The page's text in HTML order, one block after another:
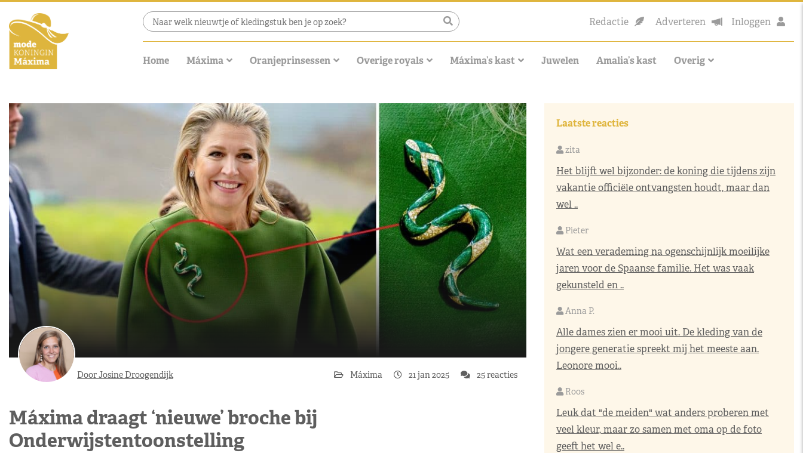
Redactie Adverteren Inloggen
Home Máxima Oranjeprinsessen Overige royals Máxima’s kast Juwelen Amalia’s kast Overig
Door Josine Droogendijk Máxima 21 jan 2025 25 reacties
Máxima draagt ‘nieuwe’ broche bij
Onderwijstentoonstelling
Laatste reacties
zita
Het blijft wel bijzonder: de koning die tijdens zijn
vakantie officiële ontvangsten houdt, maar dan
wel ..
Pieter
Wat een verademing na ogenschijnlijk moeilijke
jaren voor de Spaanse familie. Het was vaak
gekunsteld en ..
Anna P.
Alle dames zien er mooi uit. De kleding van de
jongere generatie spreekt mij het meeste aan.
Leonore mooi..
Roos
Leuk dat "de meiden" wat anders proberen met
veel kleur, maar zo samen met oma op de foto
geeft het wel e..